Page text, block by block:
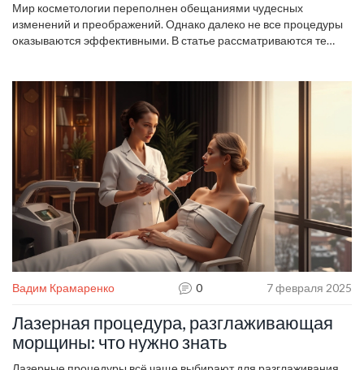
Мир косметологии переполнен обещаниями чудесных
изменений и преображений. Однако далеко не все процедуры
оказываются эффективными. В статье рассматриваются те
какие процедуры лучше избегать, чтобы сэкономить деньги и
время. Вместо этого будут предложены альтернативы, которые
действительно работают.
Вадим Крамаренко 0 7 февраля 2025
Лазерная процедура, разглаживающая
морщины: что нужно знать